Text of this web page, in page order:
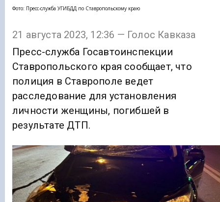
Фото: Пресс-служба УГИБДД по Ставропольскому краю
21 августа 2023, 12:36 — Голос Кавказа
Пресс-служба Госавтоинспекции
Ставропольского края сообщает, что
полиция в Ставрополе ведет
расследование для установления
личности женщины, погибшей в
результате ДТП.